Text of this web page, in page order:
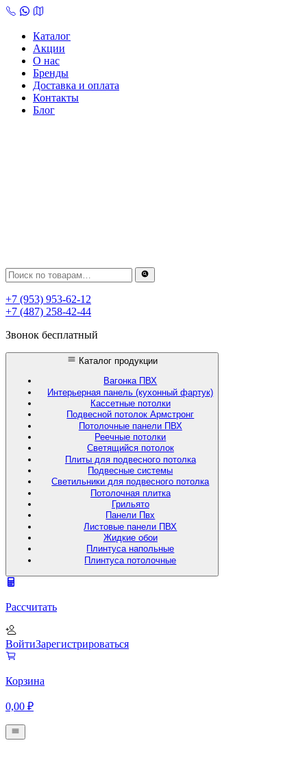
Skip
contentКаталог
Акции
О нас
Бренды
Доставка и оплата
Контакты
Блог
+7 (953) 953-62-12
+7 (487) 258-42-44
Звонок бесплатный
Каталог продукции
Вагонка ПВХ
Интерьерная панель (кухонный фартук)
Кассетные потолки
Подвесной потолок Армстронг
Потолочные панели ПВХ
Реечные потолки
Светящийся потолок
Плиты для подвесного потолка
Подвесные системы
Светильники для подвесного потолка
Потолочная плитка
Грильято
Панели Пвх
Листовые панели ПВХ
Жидкие обои
Плинтуса напольные
Плинтуса потолочные
Рассчитать
ВойтиЗарегистрироваться
Корзина
0,00 ₽